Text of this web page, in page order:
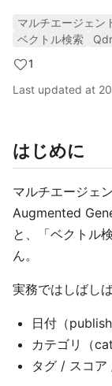
マルチエージェン
ベクトル検索
1
Last updated at
はじめに
マルチエージェ
Augmented
と、「ベクトル
ん。
実務ではしばしば
日付（
カテゴリ（
タグ / スコ